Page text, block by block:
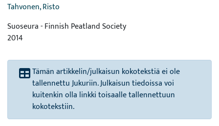
Tahvonen, Risto
Suoseura - Finnish Peatland Society
2014
Tämän artikkelin/julkaisun kokotekstiä ei ole
tallennettu Jukuriin. Julkaisun tiedoissa voi
kuitenkin olla linkki toisaalle tallennettuun
kokotekstiin.